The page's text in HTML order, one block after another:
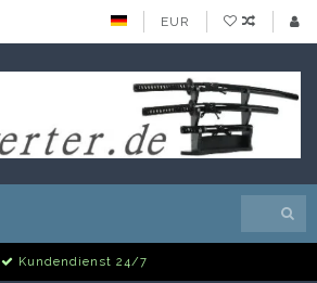
EUR
Alle Schwerter auf Lager